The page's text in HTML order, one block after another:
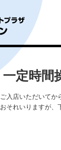
一定時間
ご入店いただいてか
おそれいりますが、